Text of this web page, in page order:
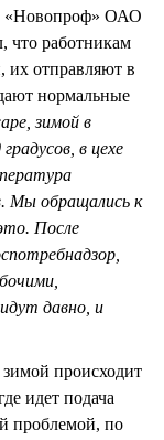
«Новопроф» ОАО
работникам
их отправляют в
нормальные
зимой в
в цехе
Мы обращались к
После
давно, и
происходит
идет подача
проблемой, по